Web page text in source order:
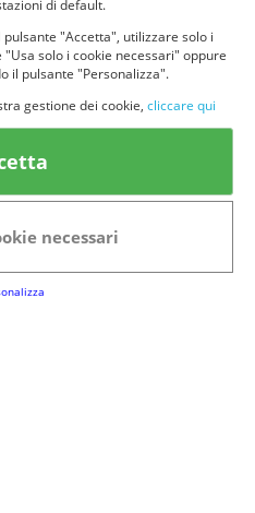
Alimenti e bevande
Senior
di default.
"Accetta", utilizzare solo i
solo i cookie necessari" oppure
il pulsante "Personalizza".
gestione dei cookie, cliccare qui
necessari